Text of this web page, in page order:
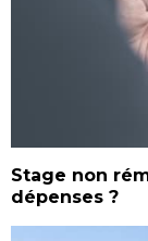
Stage non
dépenses ?